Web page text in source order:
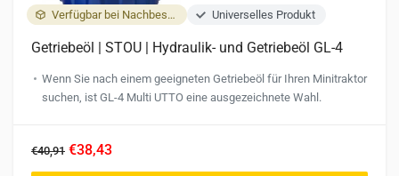
Verfügbar bei Nachbestellung Universelles Produkt
Getriebeöl | STOU | Hydraulik- und Getriebeöl GL-4
Wenn Sie nach einem geeigneten Getriebeöl für Ihren Minitraktor
suchen, ist GL-4 Multi UTTO eine ausgezeichnete Wahl.
€40,91 €38,43